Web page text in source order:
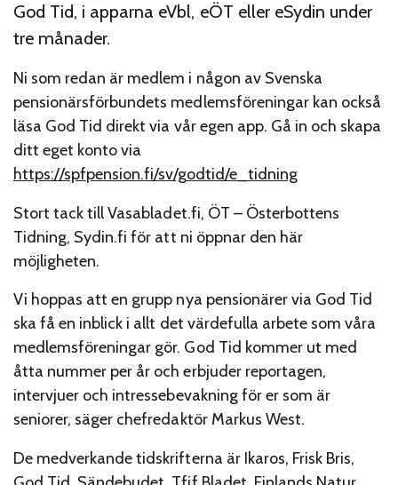
God Tid, i apparna eVbl, eÖT eller eSydin under
tre månader.
Ni som redan är medlem i någon av Svenska
pensionärsförbundets medlemsföreningar kan också
läsa God Tid direkt via vår egen app. Gå in och skapa
ditt eget konto via
https://spfpension.fi/sv/godtid/e_tidning
Stort tack till Vasabladet.fi, ÖT – Österbottens
Tidning, Sydin.fi för att ni öppnar den här
möjligheten.
Vi hoppas att en grupp nya pensionärer via God Tid
ska få en inblick i allt det värdefulla arbete som våra
medlemsföreningar gör. God Tid kommer ut med
åtta nummer per år och erbjuder reportagen,
intervjuer och intressebevakning för er som är
seniorer, säger chefredaktör Markus West.
De medverkande tidskrifterna är Ikaros, Frisk Bris,